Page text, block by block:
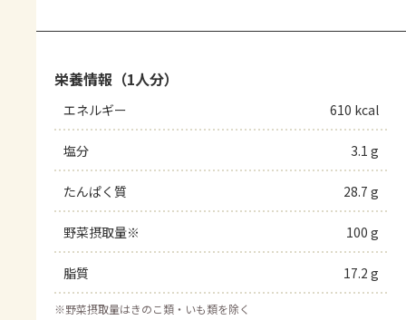
栄養情報（1人分）
エネルギー 610 kcal
塩分 3.1 g
たんぱく質 28.7 g
野菜摂取量※ 100 g
脂質 17.2 g
※野菜摂取量はきのこ類・いも類を除く